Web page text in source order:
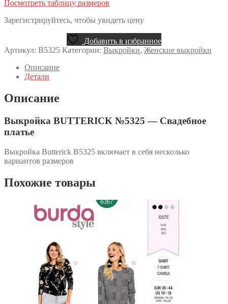
Посмотреть таблицу размеров
Зарегистрируйтесь, чтобы увидеть цену
Добавить в избранное
Артикул: B5325 Категории: Выкройки, Женские выкройки
Описание
Детали
Описание
Выкройка BUTTERICK №5325 — Свадебное
платье
Выкройка Butterick B5325 включает в себя несколько
вариантов размеров
Похожие товары